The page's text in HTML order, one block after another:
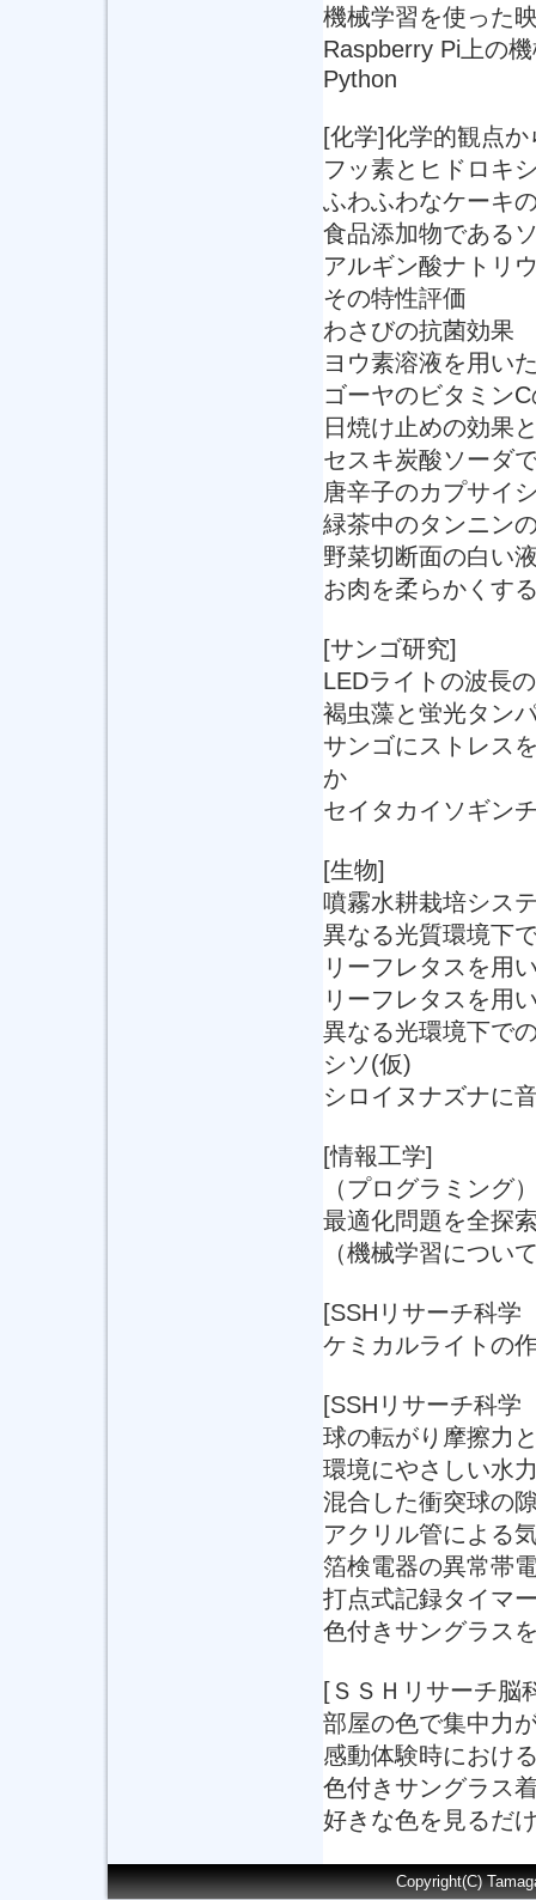
機械学習を使った
Raspberry Pi上の
Python
[化学]化学的観点
フッ素とヒドロキ
ふわふわなケーキ
食品添加物である
アルギン酸ナトリ
その特性評価
わさびの抗菌効果
ヨウ素溶液を用い
ゴーヤのビタミン
日焼け止めの効果
セスキ炭酸ソーダ
唐辛子のカプサイ
緑茶中のタンニン
野菜切断面の白い
お肉を柔らかくす
[サンゴ研究]
LEDライトの波長
褐虫藻と蛍光タン
サンゴにストレス
か
セイタカイソギン
[生物]
噴霧水耕栽培シス
異なる光質環境下
リーフレタスを用
リーフレタスを用
異なる光環境下で
シソ(仮)
シロイヌナズナに
[情報工学]
（プログラミング
最適化問題を全探
（機械学習につい
[SSHリサーチ科学
ケミカルライトの
[SSHリサーチ科学
球の転がり摩擦力
環境にやさしい水
混合した衝突球の
アクリル管による
箔検電器の異常帯
打点式記録タイマ
色付きサングラス
[ＳＳＨリサーチ脳
部屋の色で集中力
感動体験時におけ
色付きサングラス
好きな色を見るだ
Copyright(C)